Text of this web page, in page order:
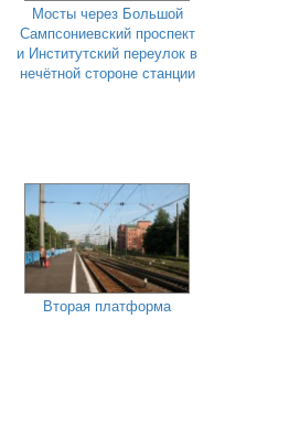
Мосты через Большой
Сампсониевский проспект
и Институтский переулок в
нечётной стороне станции
Вторая платформа